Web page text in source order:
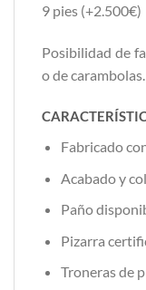
9 pies (+2.500€)
Posibilidad de
o de carambolas.
Fabricado
Acabado y
Paño
Pizarra
Troneras de